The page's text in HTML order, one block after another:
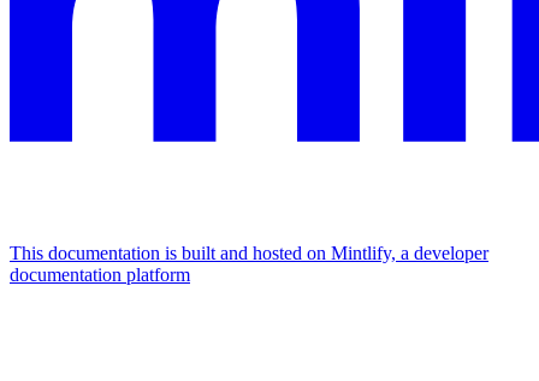
This documentation is built and hosted on Mintlify, a developer
documentation platform